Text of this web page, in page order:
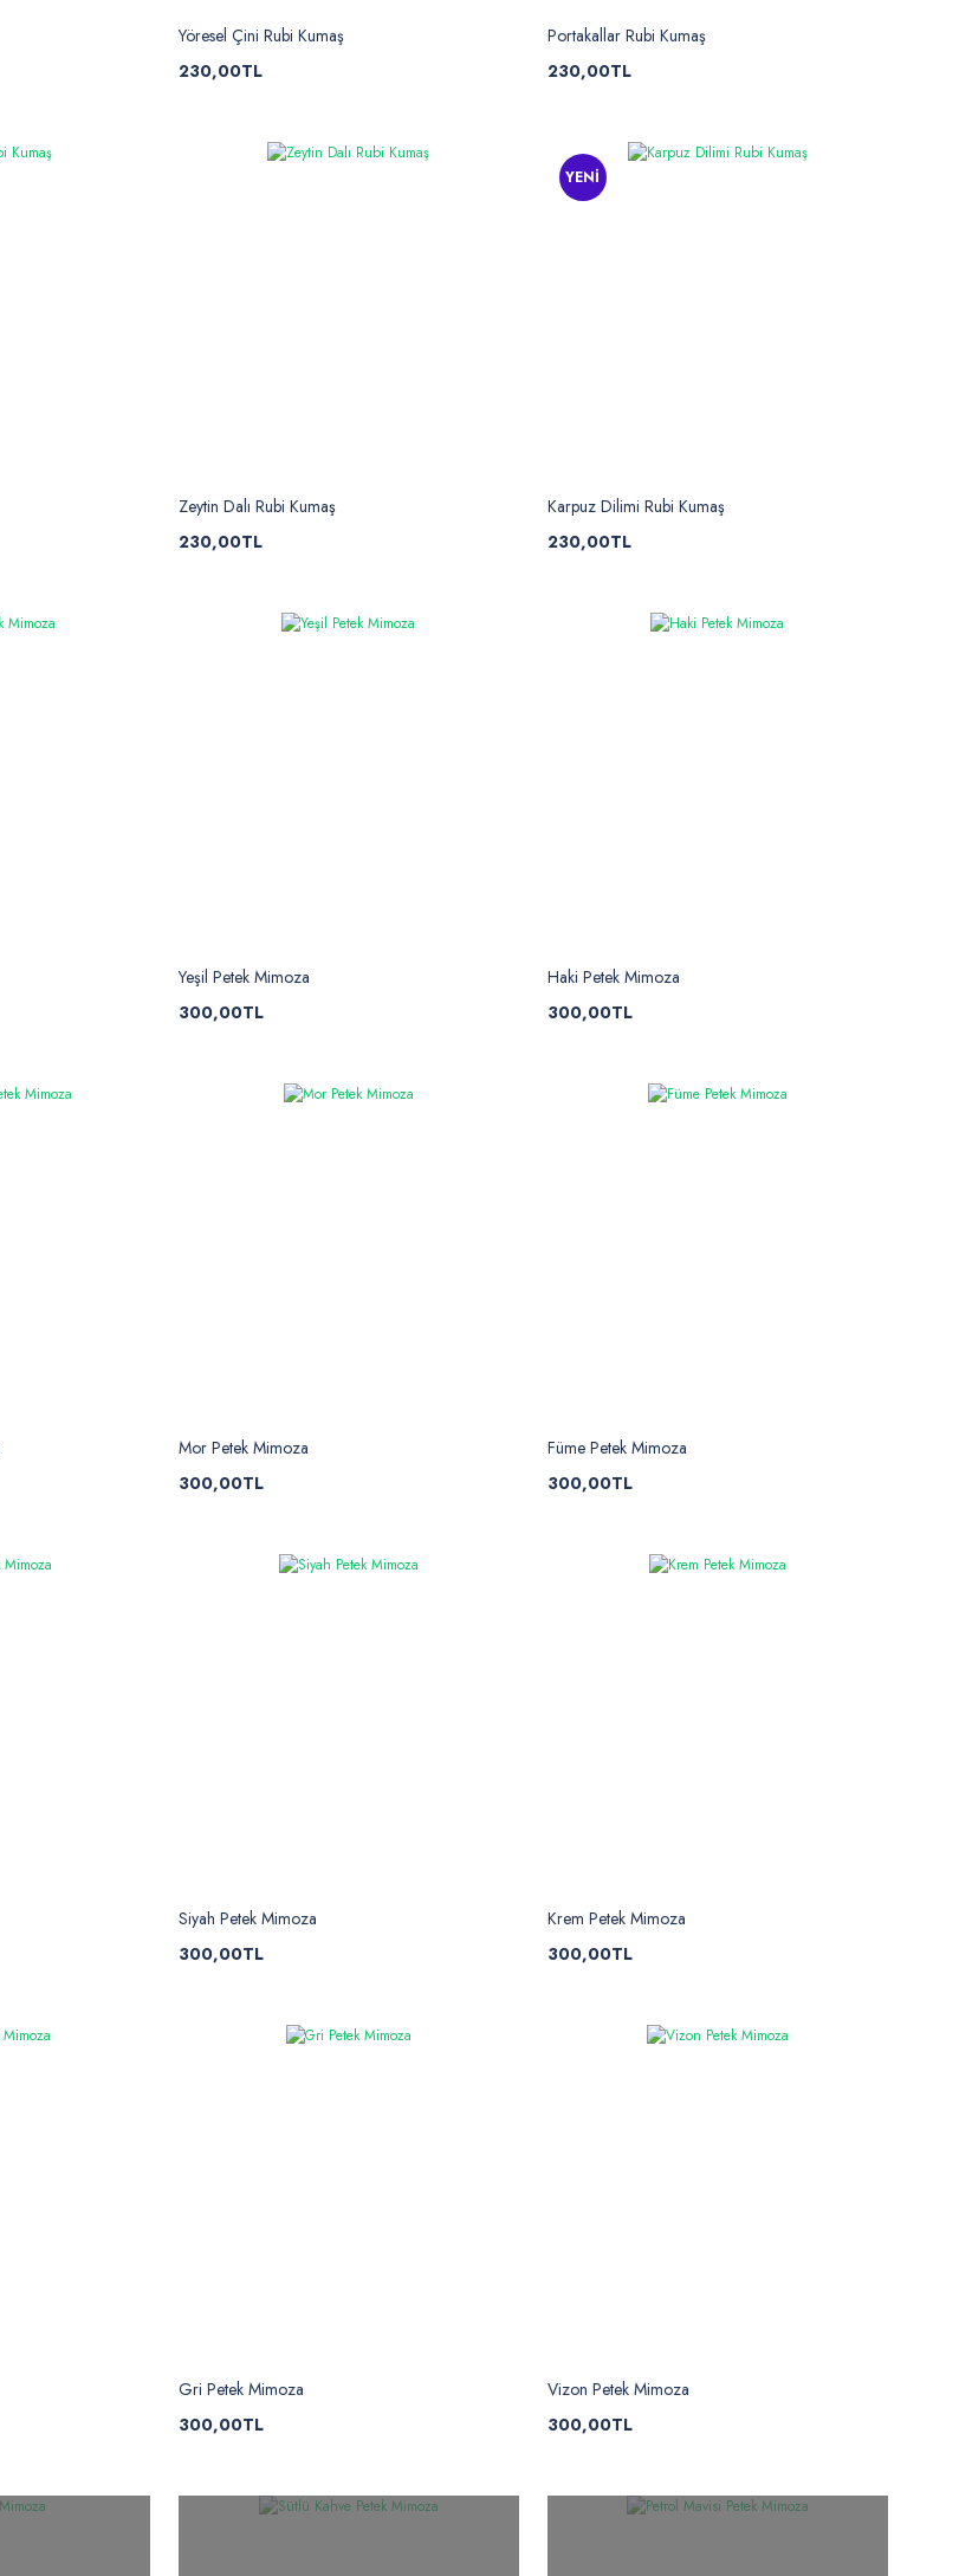
Yöresel Çini Rubi Kumaş
230,00TL
Portakallar Rubi Kumaş
230,00TL
Zeytin Dalı Rubi Kumaş
230,00TL
YENİ
Karpuz Dilimi Rubi Kumaş
230,00TL
Yeşil Petek Mimoza
300,00TL
Haki Petek Mimoza
300,00TL
Mor Petek Mimoza
300,00TL
Füme Petek Mimoza
300,00TL
Siyah Petek Mimoza
300,00TL
Krem Petek Mimoza
300,00TL
Gri Petek Mimoza
300,00TL
Vizon Petek Mimoza
300,00TL